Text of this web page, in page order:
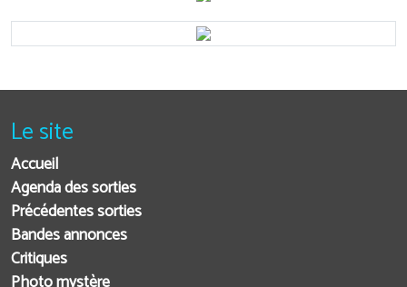
Le site
Accueil
Agenda des sorties
Précédentes sorties
Bandes annonces
Critiques